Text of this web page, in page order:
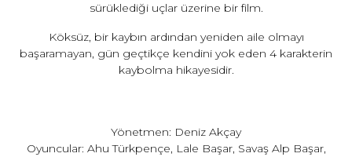
sürüklediği uçlar üzerine bir film.
Köksüz, bir kaybın ardından yeniden aile olmayı
başaramayan, gün geçtikçe kendini yok eden 4 karakterin
kaybolma hikayesidir.
Yönetmen: Deniz Akçay
Oyuncular: Ahu Türkpençe, Lale Başar, Savaş Alp Başar,